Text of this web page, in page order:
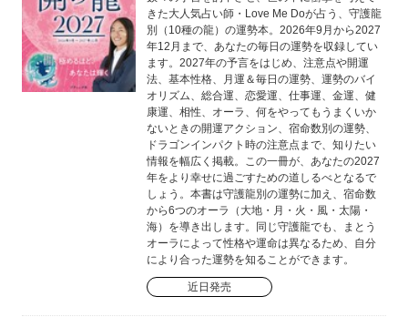
きた大人気占い師・Love Me Doが占う、守護龍
別（10種の龍）の運勢本。2026年9月から2027
年12月まで、あなたの毎日の運勢を収録してい
ます。2027年の予言をはじめ、注意点や開運
法、基本性格、月運＆毎日の運勢、運勢のバイ
オリズム、総合運、恋愛運、仕事運、金運、健
康運、相性、オーラ、何をやってもうまくいか
ないときの開運アクション、宿命数別の運勢、
ドラゴンインパクト時の注意点まで、知りたい
情報を幅広く掲載。この一冊が、あなたの2027
年をより幸せに過ごすための道しるべとなるで
しょう。本書は守護龍別の運勢に加え、宿命数
から6つのオーラ（大地・月・火・風・太陽・
海）を導き出します。同じ守護龍でも、まとう
オーラによって性格や運命は異なるため、自分
により合った運勢を知ることができます。
近日発売